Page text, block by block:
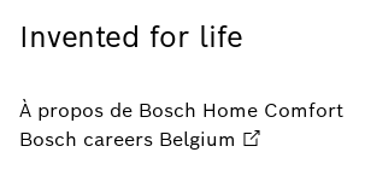
Invented for life
À propos de Bosch Home Comfort
Bosch careers Belgium